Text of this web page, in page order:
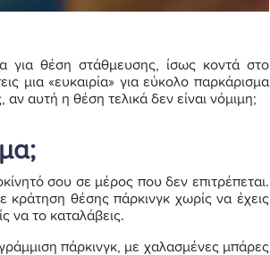
για θέση στάθμευσης, ίσως κοντά στο
μια «ευκαιρία» για εύκολο παρκάρισμα
αυτή η θέση τελικά δεν είναι νόμιμη;
σου σε μέρος που δεν επιτρέπεται.
κράτηση θέσης πάρκινγκ χωρίς να έχεις
να το καταλάβεις.
πάρκινγκ, με χαλασμένες μπάρες